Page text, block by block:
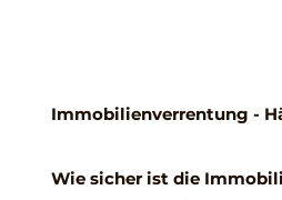
Immobilienverrentung -
Wie sicher ist die